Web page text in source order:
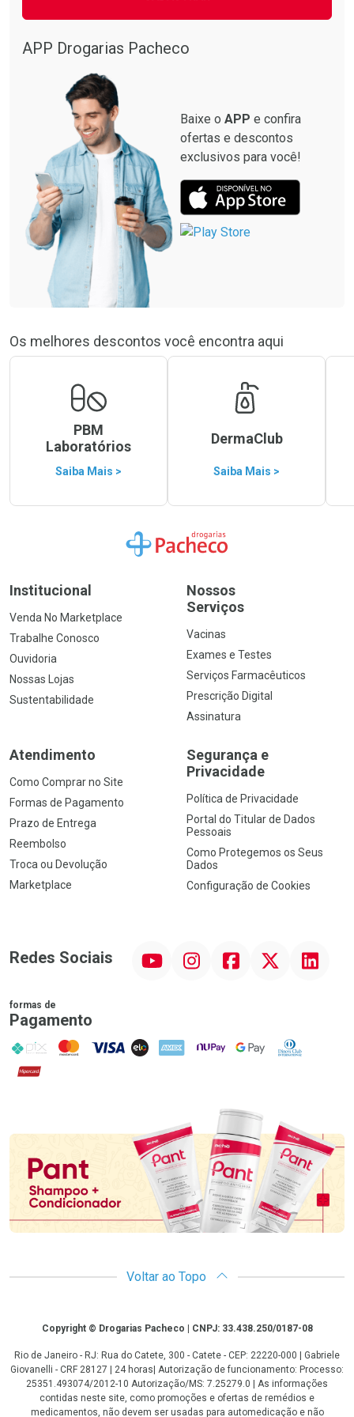
APP Drogarias Pacheco
Baixe o APP e confira
ofertas e descontos
exclusivos para você!
Os melhores descontos você encontra aqui
PBM
Laboratórios
Saiba Mais >
DermaClub
Saiba Mais >
Ir para a Home
Institucional
Venda No Marketplace
Trabalhe Conosco
Ouvidoria
Nossas Lojas
Sustentabilidade
Nossos
Serviços
Vacinas
Exames e Testes
Serviços Farmacêuticos
Prescrição Digital
Assinatura
Atendimento
Como Comprar no Site
Formas de Pagamento
Prazo de Entrega
Reembolso
Troca ou Devolução
Marketplace
Segurança e
Privacidade
Política de Privacidade
Portal do Titular de Dados
Pessoais
Como Protegemos os Seus
Dados
Configuração de Cookies
Redes Sociais InstagramFacebook Linkedin
formas de
Pagamento
PIX MasterCard
VISA ELO AMEX NuPay Google PayDiners Club
Hipercard
Promoção em Destaque
Voltar ao Topo
CopyrightCopyright © Drogarias Pacheco | CNPJ: 33.438.250/0187-08
Rio de Janeiro - RJ: Rua do Catete, 300 - Catete - CEP: 22220-000 | Gabriele
Giovanelli - CRF 28127 | 24 horas| Autorização de funcionamento: Processo:
25351.493074/2012-10 Autorização/MS: 7.25279.0 | As informações
contidas neste site, como promoções e ofertas de remédios e
medicamentos, não devem ser usadas para automedicação e não